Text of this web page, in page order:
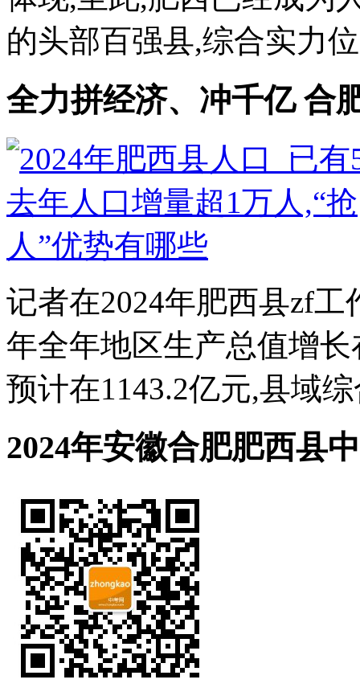
的头部百强县,综合实力
全力拼经济、冲千亿 合
记者在2024年肥西县zf
年全年地区生产总值增长
预计在1143.2亿元,县域
2024年安徽合肥肥西县